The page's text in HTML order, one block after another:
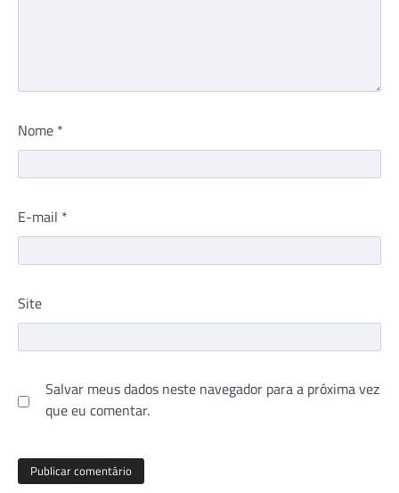
Nome *
E-mail *
Site
Salvar meus dados neste navegador para a próxima vez
que eu comentar.